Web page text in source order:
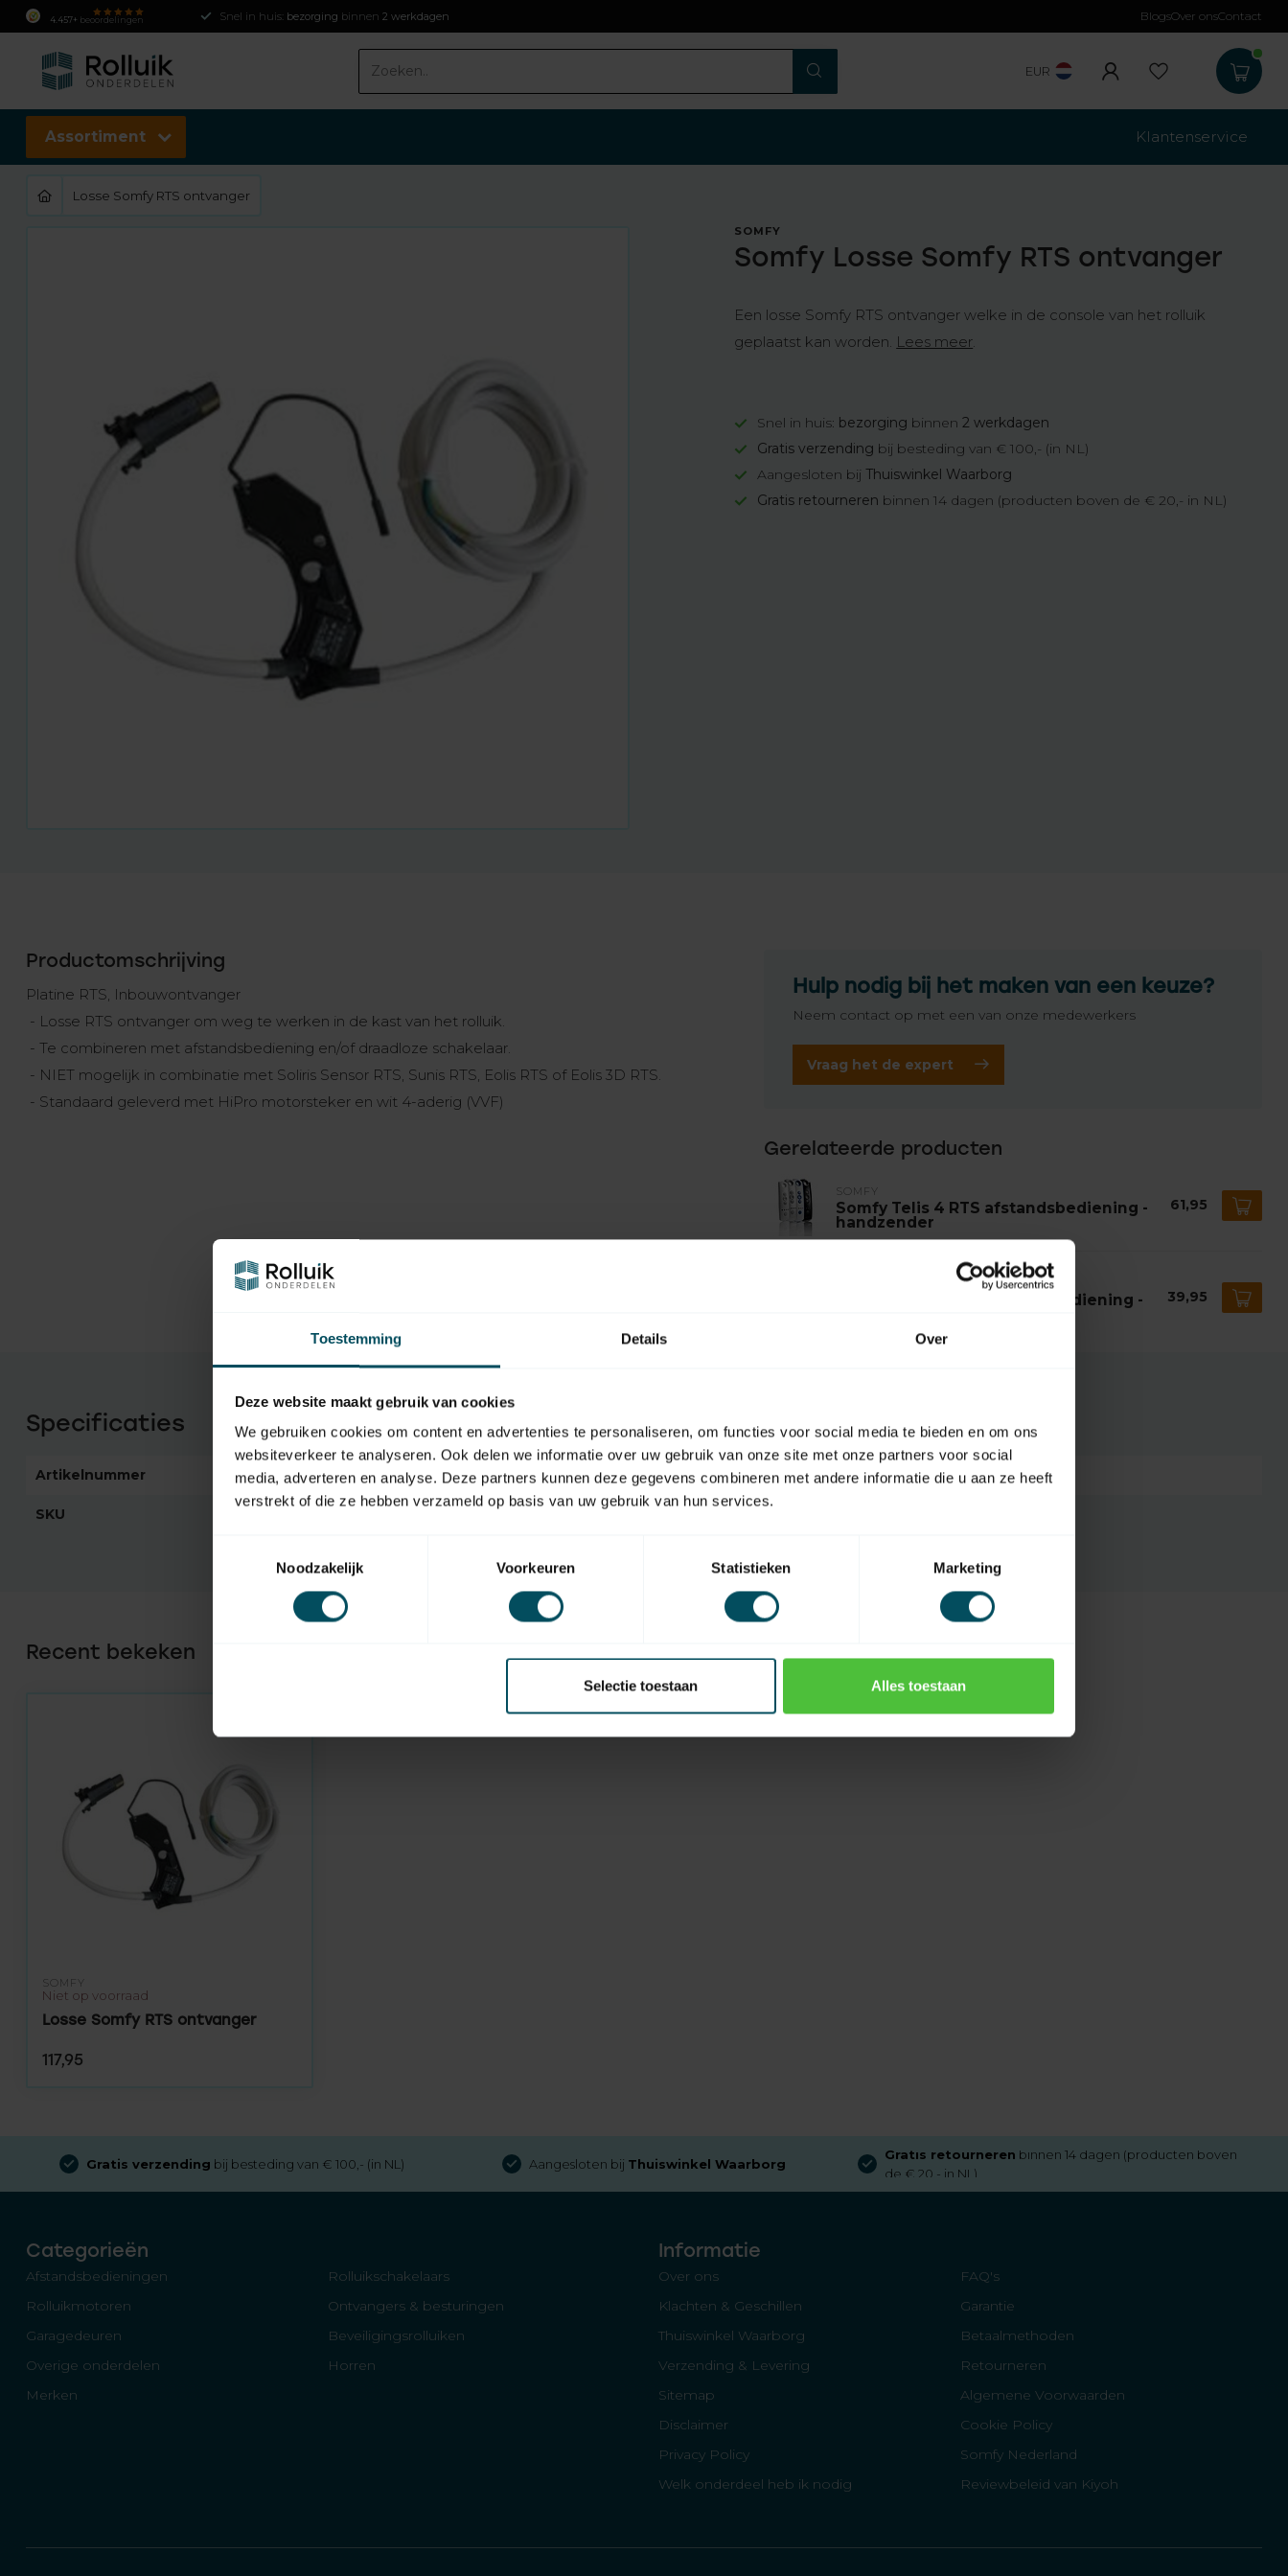
Toestemming Details Over
Deze website maakt gebruik van cookies
We gebruiken cookies om content en advertenties te personaliseren, om functies voor social media te bieden en om ons
websiteverkeer te analyseren. Ook delen we informatie over uw gebruik van onze site met onze partners voor social
media, adverteren en analyse. Deze partners kunnen deze gegevens combineren met andere informatie die u aan ze heeft
verstrekt of die ze hebben verzameld op basis van uw gebruik van hun services.
Noodzakelijk
Voorkeuren Statistieken Marketing
Selectie toestaan Alles toestaan
4.457+ beoordelingen Snel in huis: bezorging binnen 2 werkdagen Gratis verzending
BlogsOver onsContact
EUR
Assortiment Klantenservice
Losse Somfy RTS ontvanger
SOMFY
Somfy Losse Somfy RTS ontvanger
Een losse Somfy RTS ontvanger welke in de console van het rolluik
geplaatst kan worden. Lees meer.
Snel in huis: bezorging binnen2 werkdagen
Gratis verzending bij besteding van € 100,- (in NL)
Aangesloten bijThuiswinkel Waarborg
Gratis retourneren binnen 14 dagen (producten boven de € 20,- in NL)
Productomschrijving
Platine RTS, Inbouwontvanger
- Losse RTS ontvanger om weg te werken in de kast van het rolluik.
- Te combineren met afstandsbediening en/of draadloze schakelaar.
- NIET mogelijk in combinatie met Soliris Sensor RTS, Sunis RTS, Eolis RTS of Eolis 3D RTS.
- Standaard geleverd met HiPro motorsteker en wit 4-aderig (VVF)
Hulp nodig bij het maken van een keuze?
Neem contact op met een van onze medewerkers
Vraag het de expert
Gerelateerde producten
SOMFY
Somfy Telis 4 RTS afstandsbediening -
handzender
61,95
Somfy Telis 1 RTS afstandsbediening - 39,95
Specificaties
Artikelnummer 1872 EAN Code 7432257079097
SKU
Recent bekeken
SOMFY
Niet op voorraad
Losse Somfy RTS ontvanger
117,95
Gratis verzending bij besteding van € 100,- (in NL) Aangesloten bij Thuiswinkel Waarborg
Gratis retourneren binnen 14 dagen (producten boven
de € 20,- in NL)
Categorieën
Afstandsbedieningen
Rolluikschakelaars
Rolluikmotoren
Ontvangers & besturingen
Garagedeuren
Beveiligingsrolluiken
Overige onderdelen
Horren
Merken
Informatie
Over ons
FAQ's
Klachten & Geschillen
Garantie
Thuiswinkel Waarborg
Betaalmethoden
Verzending & Levering
Retourneren
Sitemap
Algemene Voorwaarden
Disclaimer
Cookie Policy
Privacy Policy
Somfy Nederland
Welk onderdeel heb ik nodig
Reviewbeleid van Kiyoh